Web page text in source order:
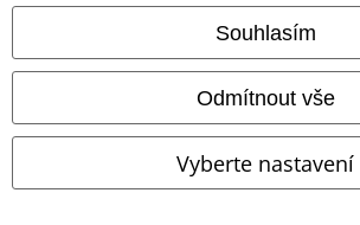
Souhlasím
Odmítnout vše
Vyberte nastavení
Soutěž
Objednejte si dárkový poukaz